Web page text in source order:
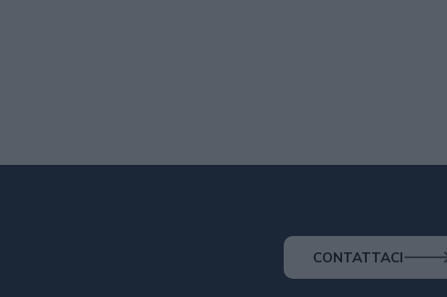
CONTATTACI